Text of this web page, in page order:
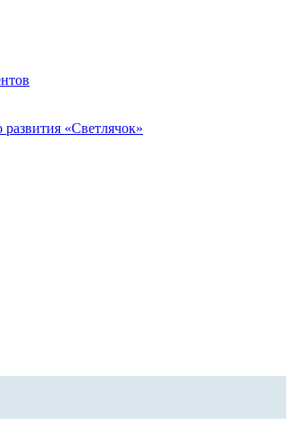
развития «Светлячок»